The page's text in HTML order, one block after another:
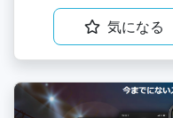
気になる